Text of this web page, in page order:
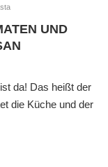
UND
da! Das heißt der
die Küche und der